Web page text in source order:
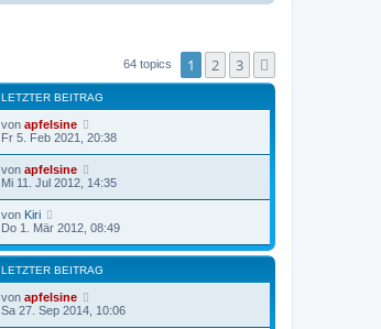
64 topics 1 2 3
LETZTER BEITRAG
von apfelsine
Fr 5. Feb 2021, 20:38
von apfelsine
Mi 11. Jul 2012, 14:35
von Kiri
Do 1. Mär 2012, 08:49
LETZTER BEITRAG
von apfelsine
Sa 27. Sep 2014, 10:06